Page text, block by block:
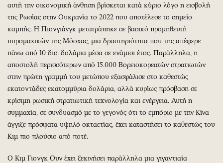
αυτή την οικονομική άνθηση βρίσκεται κατά κύριο λόγο η εισβολή
της Ρωσίας στην Ουκρανία το 2022 που αποτέλεσε το σημείο
καμπής. Η Πιονγιάνγκ μετατράπηκε σε βασικό προμηθευτή
πυρομαχικών της Μόσχας, μια δραστηριότητα που της απέφερε
πάνω από 10 δισ. δολάρια μέσα σε ενάμισι έτος. Παράλληλα, η
αποστολή περισσότερων από 15.000 Βορειοκορεατών στρατιωτών
στην πρώτη γραμμή του μετώπου εξασφάλισε στο καθεστώς
εκατοντάδες εκατομμύρια δολάρια, αλλά κυρίως πρόσβαση σε
κρίσιμη ρωσική στρατιωτική τεχνολογία και ενέργεια. Αυτή η
συμμαχία, σε συνδυασμό με το γεγονός ότι το εμπόριο με την Κίνα
άγγιξε πρόσφατα υψηλό οκταετίας, έχει καταστήσει το καθεστώς του
Κιμ πιο πλούσιο από ποτέ.
Ο Κιμ Γιονγκ Ουν έχει ξεκινήσει παράλληλα μια γιγαντιαία